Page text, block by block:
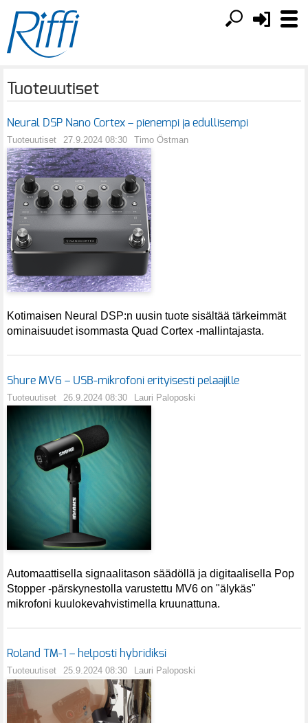
Tuoteuutiset
Neural DSP Nano Cortex – pienempi ja edullisempi
Tuoteuutiset 27.9.2024 08:30 Timo Östman
Kotimaisen Neural DSP:n uusin tuote sisältää tärkeimmät
ominaisuudet isommasta Quad Cortex -mallintajasta.
Shure MV6 – USB-mikrofoni erityisesti pelaajille
Tuoteuutiset 26.9.2024 08:30 Lauri Paloposki
Automaattisella signaalitason säädöllä ja digitaalisella Pop
Stopper -pärskynestolla varustettu MV6 on "älykäs"
mikrofoni kuulokevahvistimella kruunattuna.
Roland TM-1 – helposti hybridiksi
Tuoteuutiset 25.9.2024 08:30 Lauri Paloposki